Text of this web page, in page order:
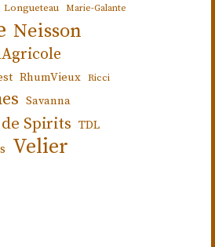
Longueteau Marie-Galante
Neisson
RhumVieux Ricci
Savanna
Spirits TDL
Velier